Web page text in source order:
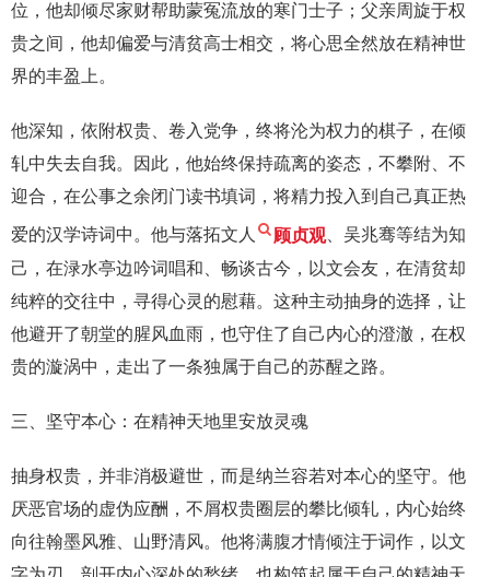
位，他却倾尽家财帮助蒙冤流放的寒门士子；父亲周旋于权
贵之间，他却偏爱与清贫高士相交，将心思全然放在精神世
界的丰盈上。
他深知，依附权贵、卷入党争，终将沦为权力的棋子，在倾
轧中失去自我。因此，他始终保持疏离的姿态，不攀附、不
迎合，在公事之余闭门读书填词，将精力投入到自己真正热
爱的汉学诗词中。他与落拓文人 顾贞观、吴兆骞等结为知
己，在渌水亭边吟词唱和、畅谈古今，以文会友，在清贫却
纯粹的交往中，寻得心灵的慰藉。这种主动抽身的选择，让
他避开了朝堂的腥风血雨，也守住了自己内心的澄澈，在权
贵的漩涡中，走出了一条独属于自己的苏醒之路。
三、坚守本心：在精神天地里安放灵魂
抽身权贵，并非消极避世，而是纳兰容若对本心的坚守。他
厌恶官场的虚伪应酬，不屑权贵圈层的攀比倾轧，内心始终
向往翰墨风雅、山野清风。他将满腹才情倾注于词作，以文